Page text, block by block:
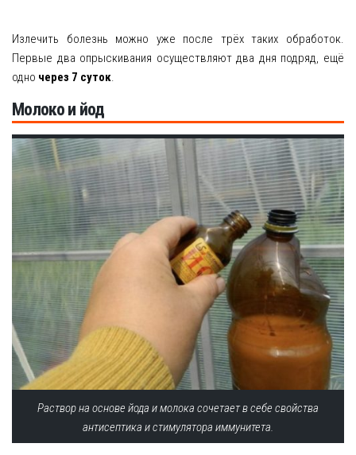
Излечить болезнь можно уже после трёх таких обработок.
Первые два опрыскивания осуществляют два дня подряд, ещё
одно через 7 суток.
Молоко и йод
Раствор на основе йода и молока сочетает в себе свойства
антисептика и стимулятора иммунитета.